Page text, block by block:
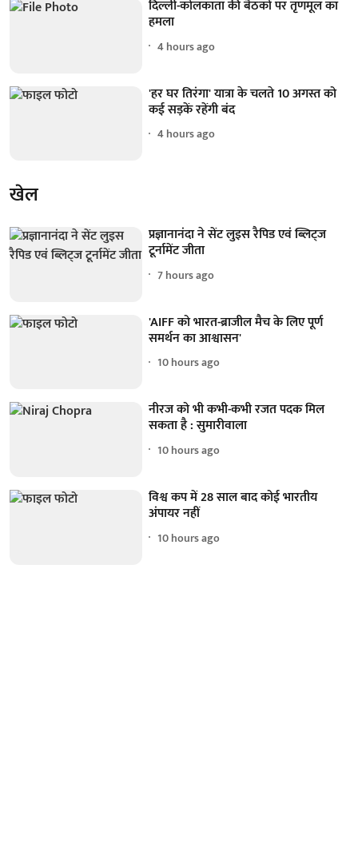
दिल्ली-कोलकाता की बैठकों पर तृणमूल का
हमला
4 hours ago
'हर घर तिरंगा' यात्रा के चलते 10 अगस्त को
कई सड़कें रहेंगी बंद
4 hours ago
खेल
प्रज्ञानानंदा ने सेंट लुइस रैपिड एवं ब्लिट्ज
टूर्नामेंट जीता
7 hours ago
'AIFF को भारत-ब्राजील मैच के लिए पूर्ण
समर्थन का आश्वासन'
10 hours ago
नीरज को भी कभी-कभी रजत पदक मिल
सकता है : सुमारीवाला
10 hours ago
विश्व कप में 28 साल बाद कोई भारतीय
अंपायर नहीं
10 hours ago